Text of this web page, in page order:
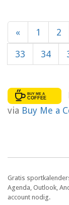
« 1 2
33 34
via Buy Me a
Gratis
Agenda, Outlook,
account nodig.